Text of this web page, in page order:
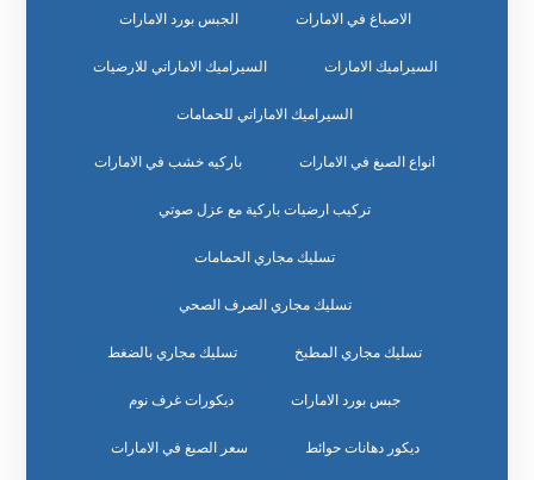
الاصباغ في الامارات الجبس بورد الامارات
السيراميك الامارات السيراميك الاماراتي للارضيات
السيراميك الاماراتي للحمامات
انواع الصبغ في الامارات باركيه خشب في الامارات
تركيب ارضيات باركية مع عزل صوتي
تسليك مجاري الحمامات
تسليك مجاري الصرف الصحي
تسليك مجاري المطبخ تسليك مجاري بالضغط
جبس بورد الامارات ديكورات غرف نوم
ديكور دهانات حوائط سعر الصبغ في الامارات